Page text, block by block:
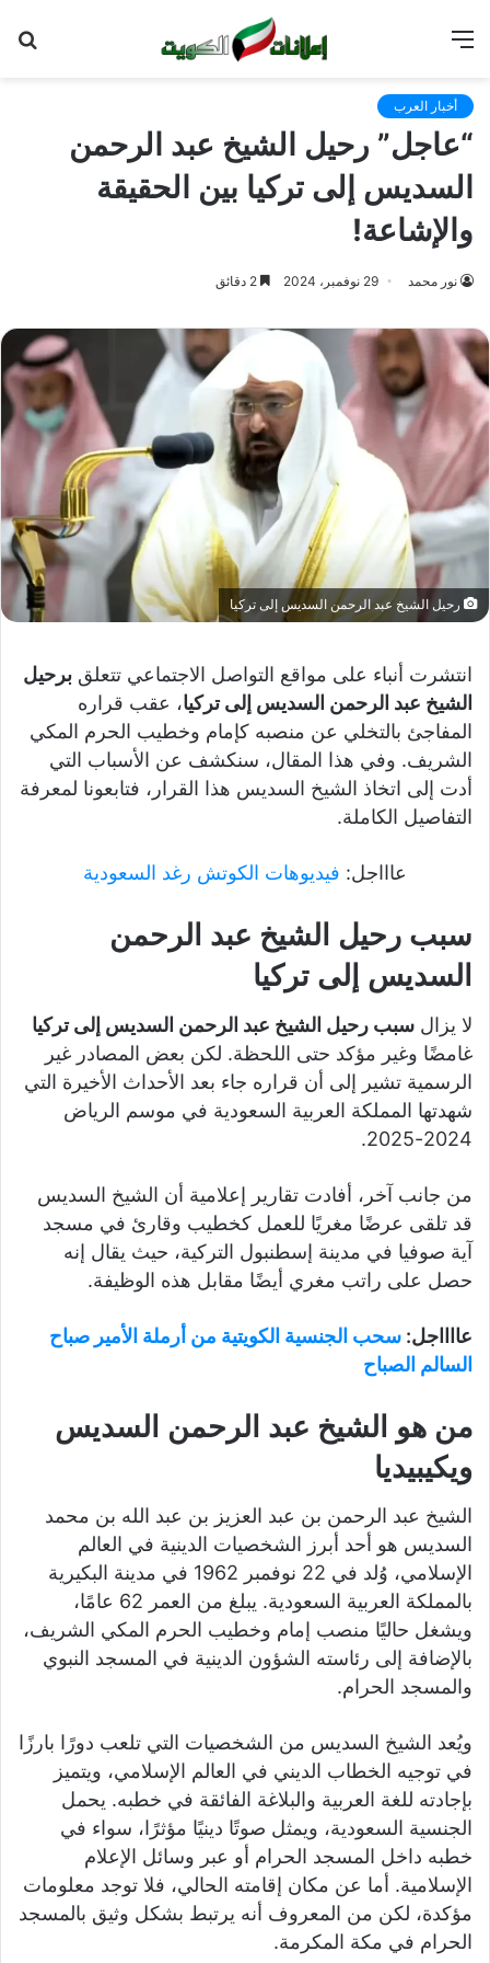
أخبار العرب
“عاجل” رحيل الشيخ عبد الرحمن
السديس إلى تركيا بين الحقيقة
والإشاعة!
نور محمد 29 نوفمبر، 2024
رحيل الشيخ عبد الرحمن السديس إلى تركيا
انتشرت أنباء على مواقع التواصل الاجتماعي تتعلق برحيل
الشيخ عبد الرحمن السديس إلى تركيا، عقب قراره
المفاجئ بالتخلي عن منصبه كإمام وخطيب الحرم المكي
الشريف. وفي هذا المقال، سنكشف عن الأسباب التي
أدت إلى اتخاذ الشيخ السديس هذا القرار، فتابعونا لمعرفة
التفاصيل الكاملة.
عاااجل: فيديوهات الكوتش رغد السعودية
سبب رحيل الشيخ عبد الرحمن
السديس إلى تركيا
لا يزال سبب رحيل الشيخ عبد الرحمن السديس إلى تركيا
غامضًا وغير مؤكد حتى اللحظة. لكن بعض المصادر غير
الرسمية تشير إلى أن قراره جاء بعد الأحداث الأخيرة التي
شهدتها المملكة العربية السعودية في موسم الرياض
2024-2025.
من جانب آخر، أفادت تقارير إعلامية أن الشيخ السديس
قد تلقى عرضًا مغريًا للعمل كخطيب وقارئ في مسجد
آية صوفيا في مدينة إسطنبول التركية، حيث يقال إنه
حصل على راتب مغري أيضًا مقابل هذه الوظيفة.
عااااجل: سحب الجنسية الكويتية من أرملة الأمير صباح
السالم الصباح
من هو الشيخ عبد الرحمن السديس
ويكيبيديا
الشيخ عبد الرحمن بن عبد العزيز بن عبد الله بن محمد
السديس هو أحد أبرز الشخصيات الدينية في العالم
الإسلامي، وُلد في 22 نوفمبر 1962 في مدينة البكيرية
بالمملكة العربية السعودية. يبلغ من العمر 62 عامًا،
ويشغل حاليًا منصب إمام وخطيب الحرم المكي الشريف،
بالإضافة إلى رئاسته الشؤون الدينية في المسجد النبوي
والمسجد الحرام.
ويُعد الشيخ السديس من الشخصيات التي تلعب دورًا بارزًا
في توجيه الخطاب الديني في العالم الإسلامي، ويتميز
بإجادته للغة العربية والبلاغة الفائقة في خطبه. يحمل
الجنسية السعودية، ويمثل صوتًا دينيًا مؤثرًا، سواء في
خطبه داخل المسجد الحرام أو عبر وسائل الإعلام
الإسلامية. أما عن مكان إقامته الحالي، فلا توجد معلومات
مؤكدة، لكن من المعروف أنه يرتبط بشكل وثيق بالمسجد
الحرام في مكة المكرمة.